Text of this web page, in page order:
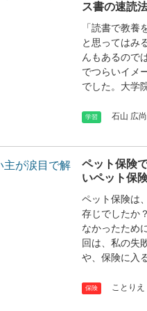
ス書の速読
「読書で教養
と思ってはみ
んもあるので
でつらいイメ
でした。大学
学習 石山 広
ペット保険
いペット保
ペット保険は
存じでしたか
なかったため
回は、私の失
や、保険に入
保険 ことりえ